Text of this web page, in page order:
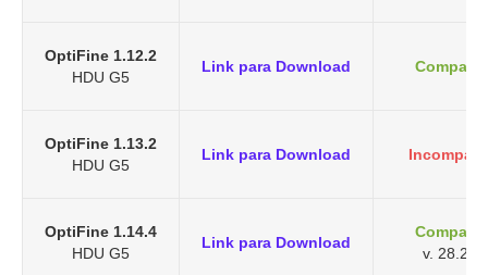
OptiFine 1.12.2
HDU G5
Link para Download
OptiFine 1.13.2
HDU G5
Link para Download
OptiFine 1.14.4
HDU G5
Link para Download
v.